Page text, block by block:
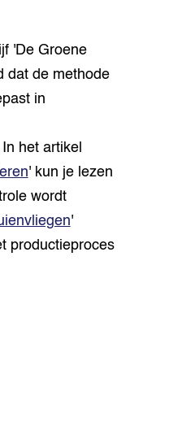
'De Groene
dat de methode
in
het artikel
' kun je lezen
wordt
'
productieproces